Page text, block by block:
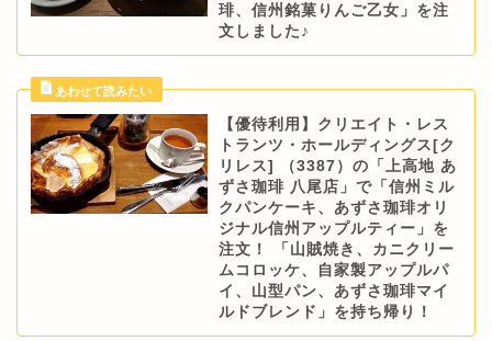
琲、信州銘菓りんご乙女」を注
文しました♪
【優待利用】クリエイト・レス
トランツ・ホールディングス[ク
リレス] （3387）の「上高地 あ
ずさ珈琲 八尾店」で「信州ミル
クパンケーキ、あずさ珈琲オリ
ジナル信州アップルティー」を
注文！ 「山賊焼き、カニクリー
ムコロッケ、自家製アップルパ
イ、山型パン、あずさ珈琲マイ
ルドブレンド」を持ち帰り！